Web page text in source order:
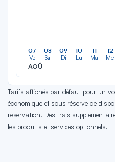
07
Ve
AOÛ
08
Sa
09
Di
10
Lu
11
Ma
12
Me
Tarifs affichés par défaut pour un
économique et sous réserve de
réservation. Des frais
les produits et services optionnels.